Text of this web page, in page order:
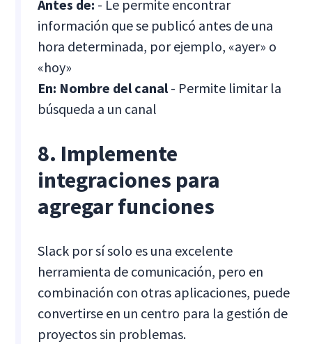
Antes de: - Le permite encontrar
información que se publicó antes de una
hora determinada, por ejemplo, «ayer» o
«hoy»
En: Nombre del canal- Permite limitar la
búsqueda a un canal
8. Implemente
integraciones para
agregar funciones
Slack por sí solo es una excelente
herramienta de comunicación, pero en
combinación con otras aplicaciones, puede
convertirse en un centro para la gestión de
proyectos sin problemas.